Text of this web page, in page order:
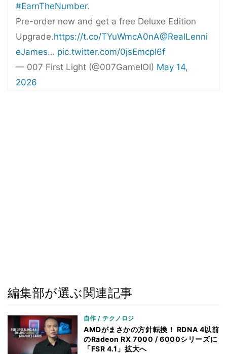
#EarnTheNumber.
Pre-order now and get a free Deluxe Edition
Upgrade.https://t.co/TYuWmcA0nA@RealLenni
eJames… pic.twitter.com/0jsEmcpI6f
— 007 First Light (@007GameIOI) May 14,
2026
編集部が選ぶ関連記事
自作 / テクノロジ
AMDがまさかの方針転換！ RDNA 4以前
のRadeon RX 7000 / 6000シリーズに
「FSR 4.1」拡大へ